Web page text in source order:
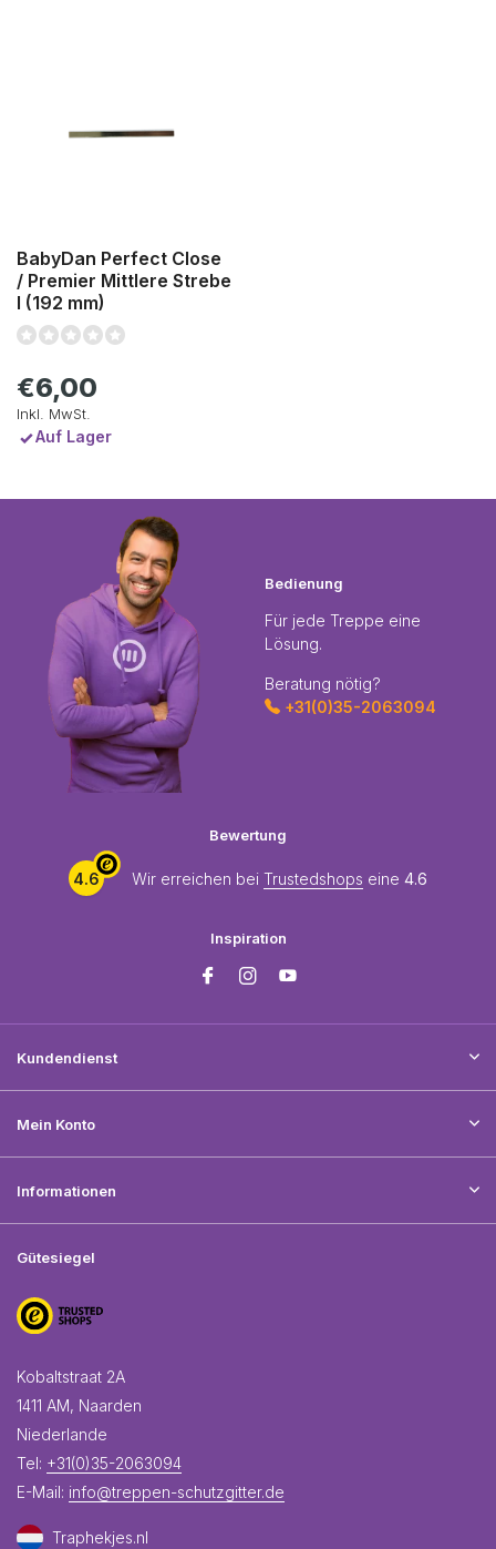
BabyDan Perfect Close
/ Premier Mittlere Strebe
I (192 mm)
€6,00
Inkl. MwSt.
Auf Lager
Bedienung
Für jede Treppe eine
Lösung.
Beratung nötig?
+31(0)35-2063094
Bewertung
4.6 Wir erreichen bei Trustedshops eine 4.6
Inspiration
Kundendienst
Mein Konto
Informationen
Gütesiegel
Kobaltstraat 2A
1411 AM, Naarden
Niederlande
Tel: +31(0)35-2063094
E-Mail: info@treppen-schutzgitter.de
Traphekjes.nl